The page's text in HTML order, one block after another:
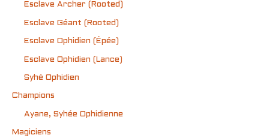
Esclave Archer (Rooted)
Esclave Géant (Rooted)
Esclave Ophidien (Épée)
Esclave Ophidien (Lance)
Syhé Ophidien
Champions
Ayane, Syhée Ophidienne
Magiciens